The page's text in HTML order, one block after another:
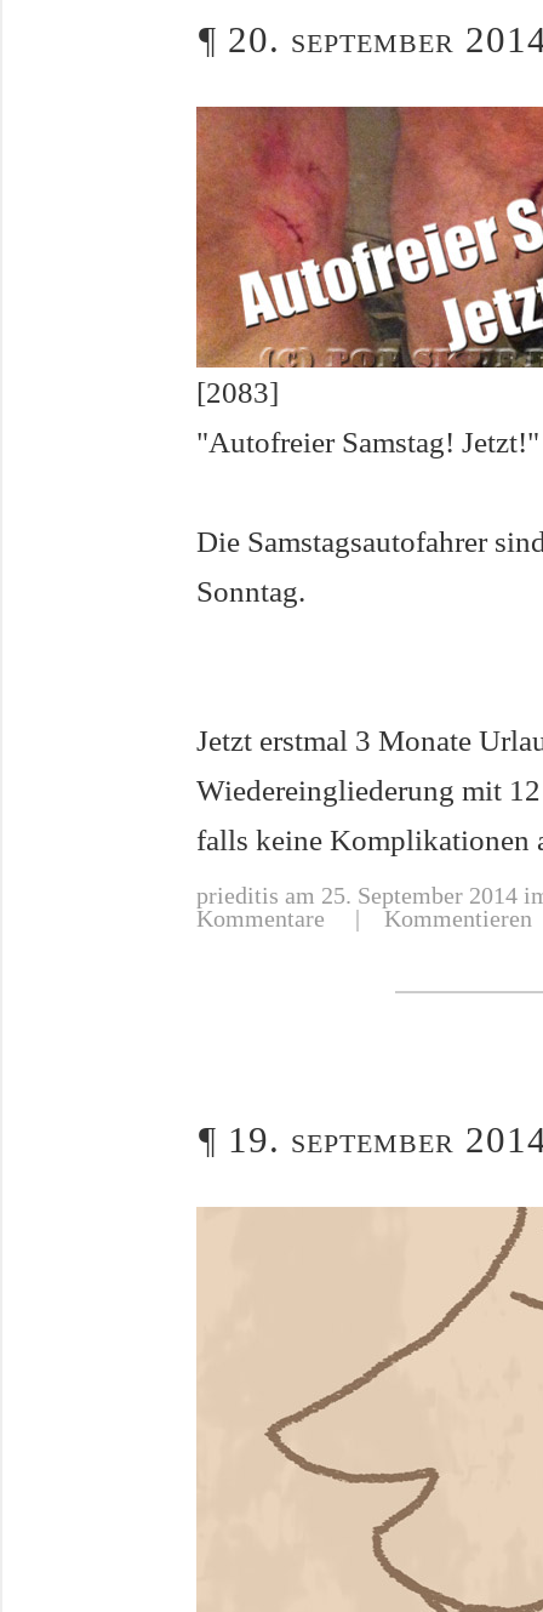
¶ 20. september
[2083]
"Autofreier Samstag! Jetzt!"
Die Samstagsautofahrer
Sonntag.
Jetzt erstmal 3 Monate
Wiedereingliederung mit
falls keine Komplikationen
prieditis am 25. September 2014
Kommentare | Kommentieren
¶ 19. september